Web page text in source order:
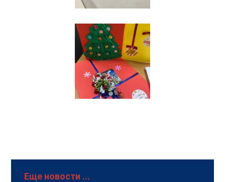
Еще новости ...